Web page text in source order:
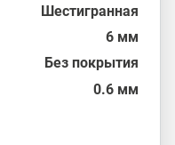
Шестигранная
6 мм
Без покрытия
0.6 мм